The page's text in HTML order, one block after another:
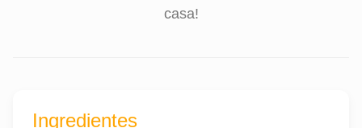
casa!
Ingredientes